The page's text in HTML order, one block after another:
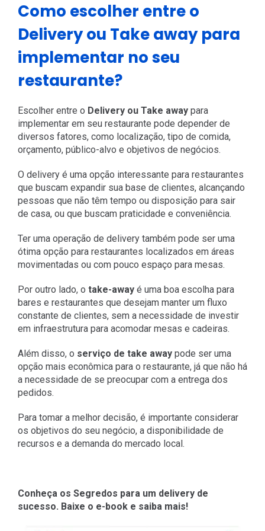
Como escolher entre o
Delivery ou Take away para
implementar no seu
restaurante?
Escolher entre o Delivery ou Take awaypara
implementar em seu restaurante pode depender de
diversos fatores, como localização, tipo de comida,
orçamento, público-alvo e objetivos de negócios.
O delivery é uma opção interessante para restaurantes
que buscam expandir sua base de clientes, alcançando
pessoas que não têm tempo ou disposição para sair
de casa, ou que buscam praticidade e conveniência.
Ter uma operação de delivery também pode ser uma
ótima opção para restaurantes localizados em áreas
movimentadas ou com pouco espaço para mesas.
Por outro lado, o take-awayé uma boa escolha para
bares e restaurantes que desejam manter um fluxo
constante de clientes, sem a necessidade de investir
em infraestrutura para acomodar mesas e cadeiras.
Além disso, o serviço de take away pode ser uma
opção mais econômica para o restaurante, já que não há
a necessidade de se preocupar com a entrega dos
pedidos.
Para tomar a melhor decisão, é importante considerar
os objetivos do seu negócio, a disponibilidade de
recursos e a demanda do mercado local.
Conheça os Segredos para um delivery de
sucesso. Baixe o e-book e saiba mais!